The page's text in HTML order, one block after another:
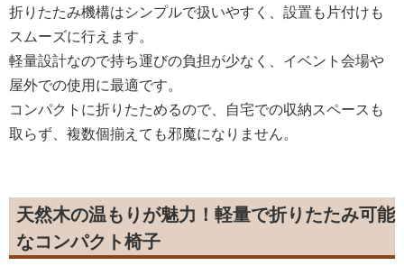
折りたたみ機構はシンプルで扱いやすく、設置も片付けも
スムーズに行えます。
軽量設計なので持ち運びの負担が少なく、イベント会場や
屋外での使用に最適です。
コンパクトに折りたためるので、自宅での収納スペースも
取らず、複数個揃えても邪魔になりません。
天然木の温もりが魅力！軽量で折りたたみ可能
なコンパクト椅子